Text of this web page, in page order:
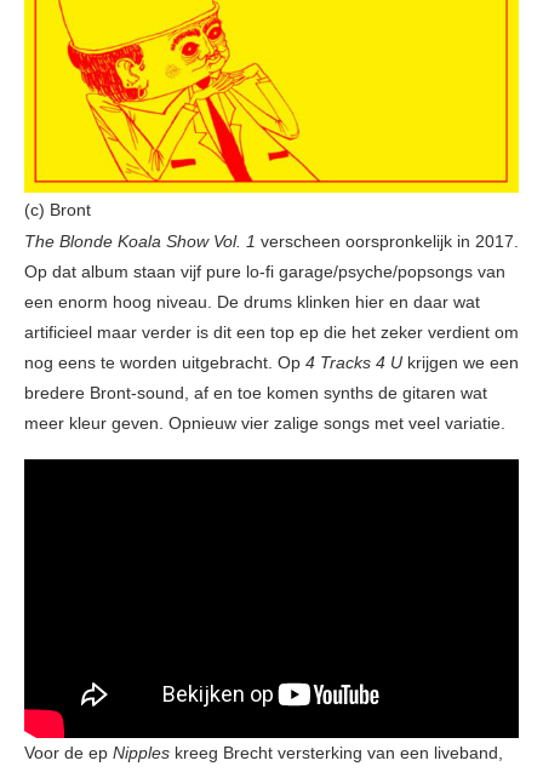
(c) Bront
The Blonde Koala Show Vol. 1 verscheen oorspronkelijk in 2017.
Op dat album staan vijf pure lo-fi garage/psyche/popsongs van
een enorm hoog niveau. De drums klinken hier en daar wat
artificieel maar verder is dit een top ep die het zeker verdient om
nog eens te worden uitgebracht. Op 4 Tracks 4 U krijgen we een
bredere Bront-sound, af en toe komen synths de gitaren wat
meer kleur geven. Opnieuw vier zalige songs met veel variatie.
Voor de ep Nipples kreeg Brecht versterking van een liveband,